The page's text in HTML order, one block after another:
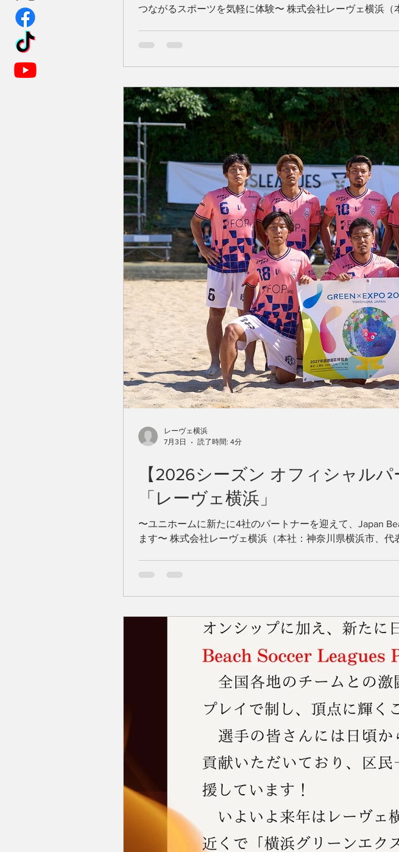
つながるスポーツを気軽に体験〜 株式会社レーヴェ横浜
サル）のビーチサッカー版。 「ビーチサッカーをやって
90分間のプログラムです。 サッカーやフットサルとは一
【2026シーズン オフィシャル
「レーヴェ横浜」
〜ユニホームに新たに4社のパートナーを迎えて、Japan
ます〜 株式会社レーヴェ横浜（本社：神奈川県横浜市、
ユニホーム胸 など 会社名：SAKAEホールディングス株式
る多角化経営グルー
レーヴェ横浜
7月3日
読了時間: 4分